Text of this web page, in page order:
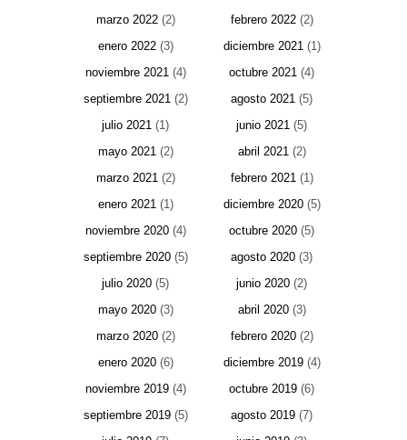
marzo 2022(2) febrero 2022(2)
enero 2022(3) diciembre 2021(1)
noviembre 2021(4) octubre 2021 (4)
septiembre 2021(2) agosto 2021 (5)
julio 2021 (1) junio 2021 (5)
mayo 2021(2) abril 2021(2)
marzo 2021(2) febrero 2021(1)
enero 2021(1) diciembre 2020(5)
noviembre 2020(4) octubre 2020 (5)
septiembre 2020(5) agosto 2020 (3)
julio 2020 (5) junio 2020 (2)
mayo 2020(3) abril 2020(3)
marzo 2020(2) febrero 2020(2)
enero 2020(6) diciembre 2019(4)
noviembre 2019(4) octubre 2019 (6)
septiembre 2019(5) agosto 2019 (7)